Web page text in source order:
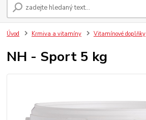
Úvod Krmiva a vitamíny Vitamínové doplňky
NH - Sport 5 kg